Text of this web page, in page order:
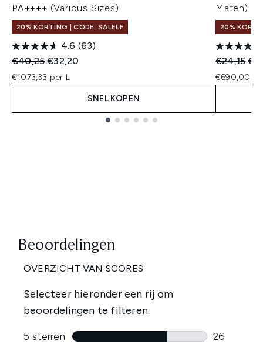
PA++++ (Various Sizes)
20% KORTING | CODE: SALELF
4.6 (63)
Recommended Retail Price:
€40,25Huidige prijs:
€32,20
€1073,33 per L
SNEL KOPEN
Maten)
20%
€24,15
€690,00